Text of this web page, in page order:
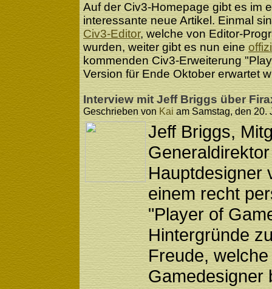
Auf der Civ3-Homepage gibt es im
interessante neue Artikel. Einmal
Civ3-Editor, welche von Editor-
wurden, weiter gibt es nun eine
kommenden Civ3-Erweiterung
Version für Ende Oktober erwartet
Interview mit Jeff Briggs über
Geschrieben von Kai am Samstag, den 20.
Jeff Briggs,
Hauptdesigner
einem recht
"Player of
Hintergründe
Freude,
Gamedesigner